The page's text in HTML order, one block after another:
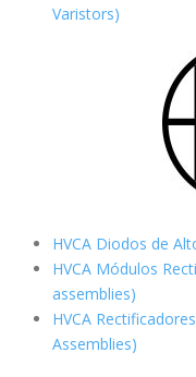
Varistors)
HVCA Diodos de
HVCA Módulos
assemblies)
HVCA
Assemblies)